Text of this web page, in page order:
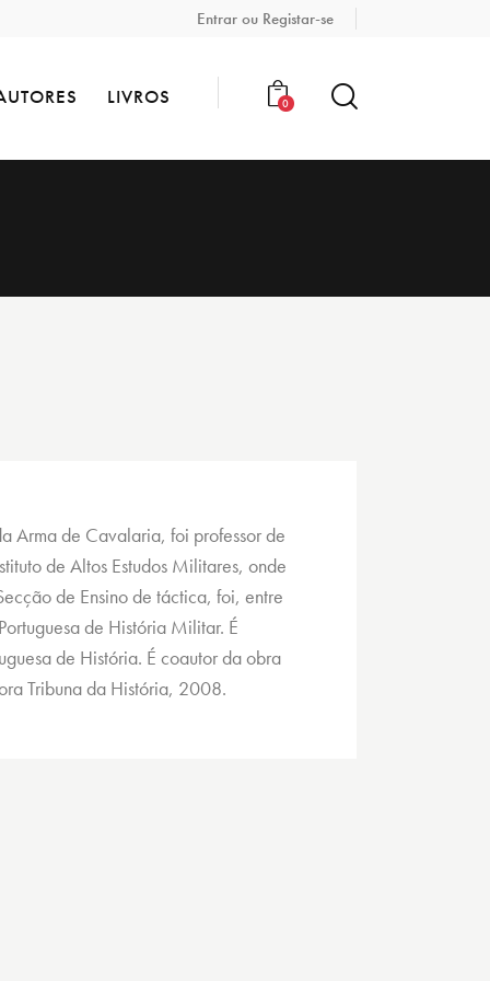
Entrar ou Registar-se
LIVROS 0
Arma de Cavalaria, foi professor de
de Altos Estudos Militares, onde
de Ensino de táctica, foi, entre
de História Militar. É
de História. É coautor da obra
Tribuna da História, 2008.